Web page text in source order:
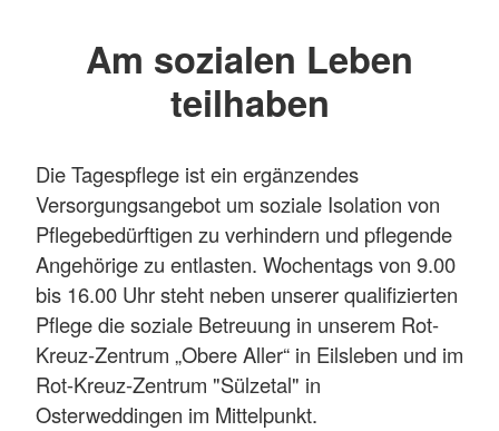
Am sozialen Leben
teilhaben
Die Tagespflege ist ein ergänzendes
Versorgungsangebot um soziale Isolation von
Pflegebedürftigen zu verhindern und pflegende
Angehörige zu entlasten. Wochentags von 9.00
bis 16.00 Uhr steht neben unserer qualifizierten
Pflege die soziale Betreuung in unserem Rot-
Kreuz-Zentrum „Obere Aller“ in Eilsleben und im
Rot-Kreuz-Zentrum "Sülzetal" in
Osterweddingen im Mittelpunkt.